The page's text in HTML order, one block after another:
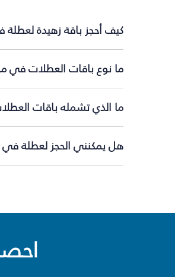
كيف أحجز باقة زهيدة
ما نوع باقات العطلات في
ما الذي تشمله باقات
هل يمكنني الحجز لعطلة في